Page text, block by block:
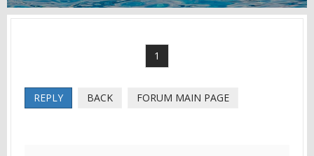
1
REPLY BACK FORUM MAIN PAGE